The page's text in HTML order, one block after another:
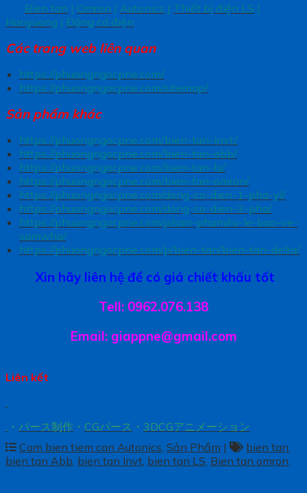
Bien tan | Omron | Autonics | Thiết bị điện LS |
Hanyuong | Động cơ điện
Các trang web liên quan
https://phuongngocpne.com/
https://phuongngocpne.com/sitemap/
Sản phẩm khác
https://phuongngocpne.com/bien-tan-invt/
https://phuongngocpne.com/bien-tan-abb/
https://phuongngocpne.com/bien-tan-ls/
https://phuongngocpne.com/bien-tan-omron/
https://phuongngocpne.com/dong-co-dien-1-pha-yl/
https://phuongngocpne.com/dong-co-dien-3-pha/
https://phuongngocpne.com/p/san-pham/ro-le-bao-ve-
samwha/
https://phuongngocpne.com/p/bien-tan/bien-tan-delta/
Xin hãy liên hệ để có giá chiết khấu tốt
Tell: 0962.076.138
Email: giappne@gmail.com
Liên kết
.
. ・ パース制作 ・ CGパース ・ 3DCGアニメーション
Cam bien tiem can Autonics, Sản Phẩm | bien tan,
bien tan Abb, bien tan Invt, bien tan LS, Bien tan omron.